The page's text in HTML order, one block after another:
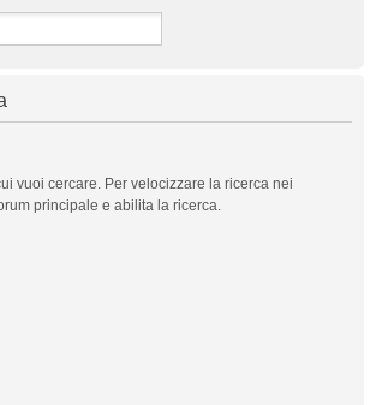
vuoi cercare. Per velocizzare la ricerca nei
principale e abilita la ricerca.